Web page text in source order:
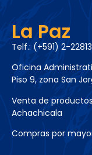
La Paz
Telf.: (+591) 2-
Oficina
Piso 9, zona San
Venta de
Achachicala
Compras por